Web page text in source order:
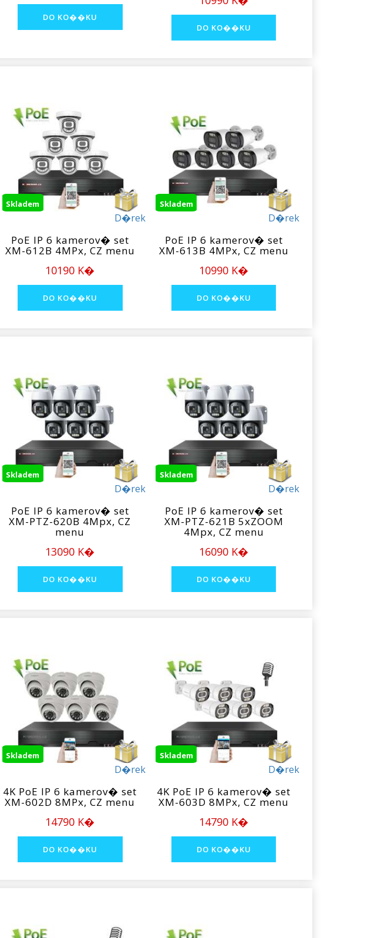
D�rek
Skladem
PoE IP 6 kamerov� set
XM-612B 4MPx, CZ menu
10190 K�
D�rek
Skladem
PoE IP 6 kamerov� set
XM-613B 4MPx, CZ menu
10990 K�
D�rek
Skladem
PoE IP 6 kamerov� set
XM-PTZ-620B 4Mpx, CZ
menu
13090 K�
D�rek
Skladem
PoE IP 6 kamerov� set
XM-PTZ-621B 5xZOOM
4Mpx, CZ menu
16090 K�
D�rek
Skladem
4K PoE IP 6 kamerov� set
XM-602D 8MPx, CZ menu
14790 K�
D�rek
Skladem
4K PoE IP 6 kamerov� set
XM-603D 8MPx, CZ menu
14790 K�